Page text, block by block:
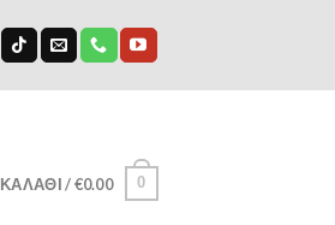
ΚΑΛΆΘΙ /€0.00 0